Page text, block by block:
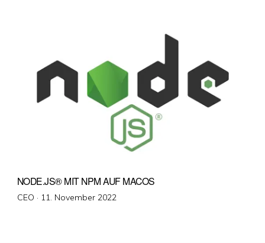
NODE.JS® MIT NPM AUF MACOS
CEO · Veröffentlicht
11. November 2022